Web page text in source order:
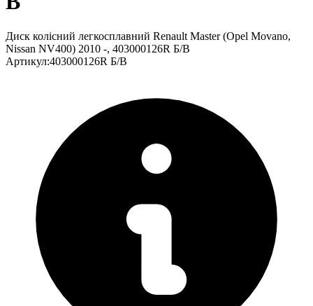
Диск колісний легкосплавний Renault Master (Opel Movano,
Nissan NV400) 2010 -, 403000126R Б/В
Артикул:403000126R Б/В